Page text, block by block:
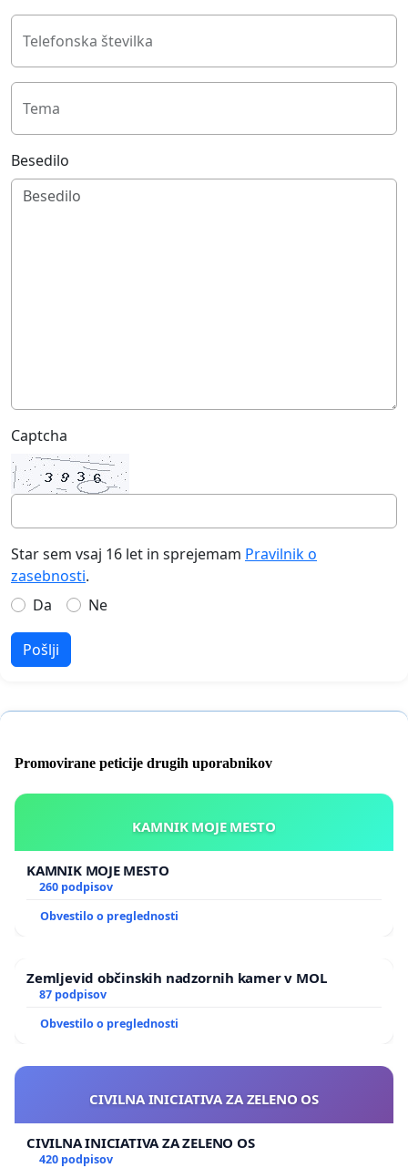
Telefonska številka
Tema
Besedilo
Captcha
Star sem vsaj 16 let in sprejemam Pravilnik o
zasebnosti.
Da
Ne
Pošlji
Promovirane peticije drugih uporabnikov
KAMNIK MOJE MESTO
KAMNIK MOJE MESTO
260 podpisov
Obvestilo o preglednosti
Zemljevid občinskih nadzornih kamer v MOL
87 podpisov
Obvestilo o preglednosti
CIVILNA INICIATIVA ZA ZELENO OS
CIVILNA INICIATIVA ZA ZELENO OS
420 podpisov